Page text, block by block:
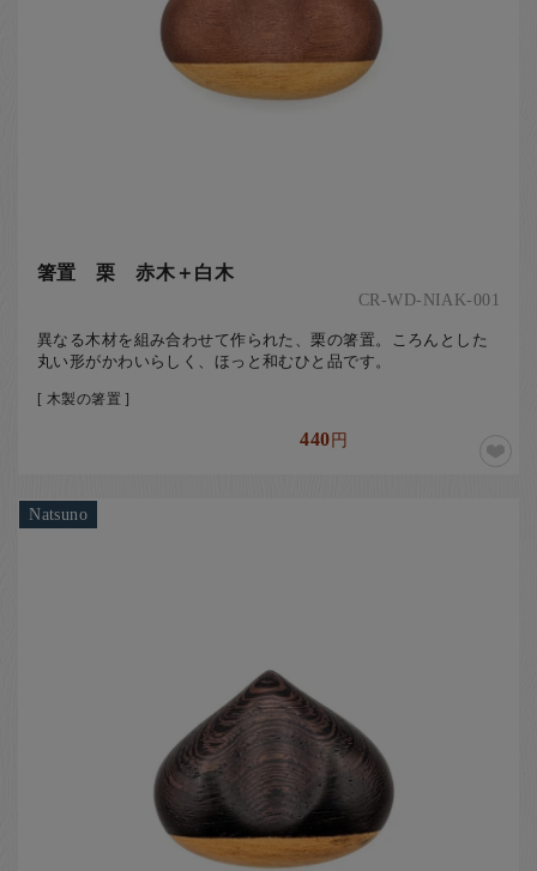
箸置 栗 赤木＋白木
CR-WD-NIAK-001
異なる木材を組み合わせて作られた、栗の箸置。ころんとした
丸い形がかわいらしく、ほっと和むひと品です。
[ 木製の箸置 ]
440円
Natsuno